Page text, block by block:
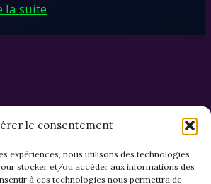
le consentement
expériences, nous utilisons des technologies
stocker et/ou accéder aux informations des
à ces technologies nous permettra de
la suite